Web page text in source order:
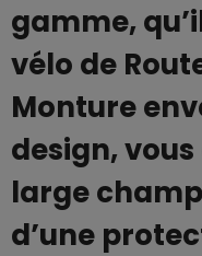
gamme,
vélo de
Monture
design, vous
large
d’une